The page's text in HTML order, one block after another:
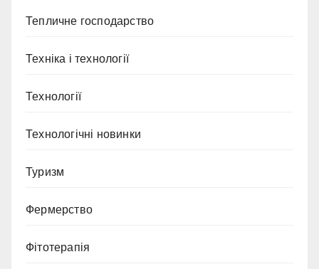
Тепличне господарство
Техніка і технології
Технології
Технологічні новинки
Туризм
Фермерство
Фітотерапія